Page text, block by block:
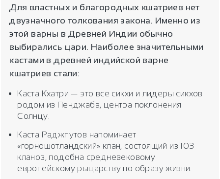
Для властных и благородных кшатриев нет
двузначного толкования закона. Именно из
этой варны в Древней Индии обычно
выбирались цари. Наиболее значительными
кастами в древней индийской варне
кшатриев стали:
Каста Кхатри — это все сикхи и лидеры сикхов
родом из Пенджаба, центра поклонения
Солнцу.
Каста Раджпутов напоминает
«горношотландский» клан, состоящий из 103
кланов, подобна средневековому
европейскому рыцарству по образу жизни.